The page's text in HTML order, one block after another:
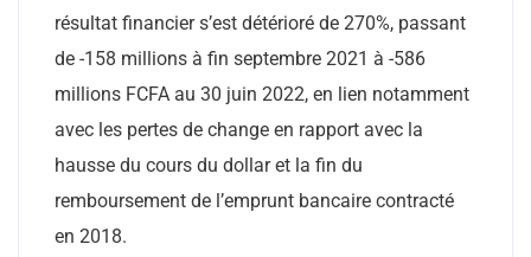
résultat financier s’est détérioré de 270%, passant
de -158 millions à fin septembre 2021 à -586
millions FCFA au 30 juin 2022, en lien notamment
avec les pertes de change en rapport avec la
hausse du cours du dollar et la fin du
remboursement de l’emprunt bancaire contracté
en 2018.